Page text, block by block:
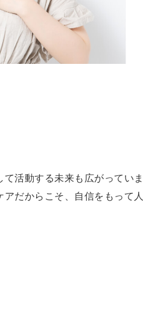
活動する未来も広がっていま
だからこそ、自信をもって人